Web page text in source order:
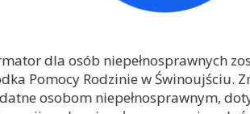
dla osób niepełnosprawnych
Pomocy Rodzinie w Świnoujściu.
osobom niepełnosprawnym,